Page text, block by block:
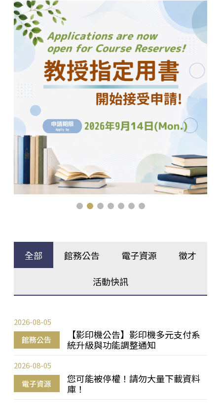
全部 館務公告 電子資源 徵才
活動快訊
館務公告
【影印機公告】影印機多元支付系
統升級與功能調整通知
2026-08-05
電子資源
您可能被停權！請勿大量下載資料
庫！
2026-08-05